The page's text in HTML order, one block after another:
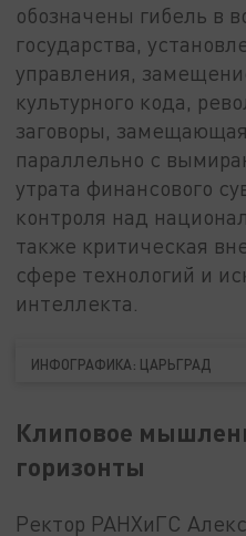
обозначены гибель в
государства,
управления,
культурного кода,
заговоры,
параллельно с
утрата финансового
контроля над
также критическая
сфере технологий и
интеллекта.
ИНФОГРАФИКА: ЦАРЬГРАД
Клиповое
горизонты
Ректор РАНХиГС